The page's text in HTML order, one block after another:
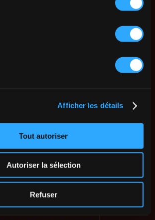
Afficher les détails
Tout autoriser
Autoriser la sélection
Refuser